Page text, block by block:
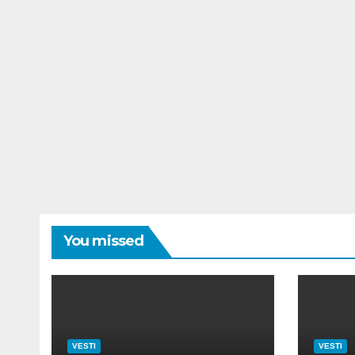
You missed
VESTI VESTI